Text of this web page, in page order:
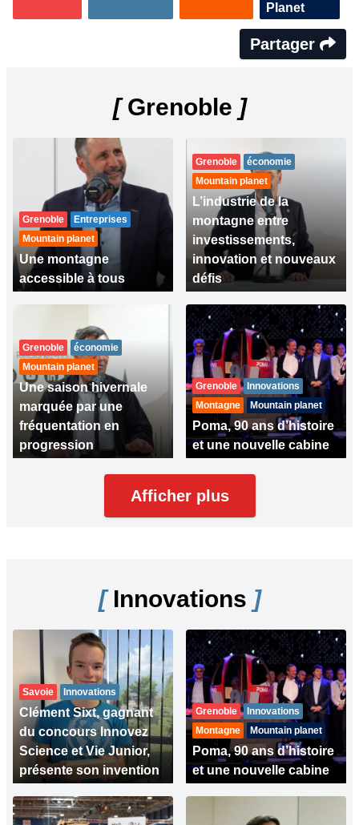
Planet
Partager
[Grenoble ]
Grenoble
Entreprises
Mountain planet
Une montagne
accessible à tous
Grenoble
économie
Mountain planet
L’industrie de la
montagne entre
investissements,
innovation et nouveaux
défis
Grenoble
économie
Mountain planet
Une saison hivernale
marquée par une
fréquentation en
progression
Grenoble
Innovations
Montagne
Mountain planet
Poma, 90 ans d’histoire
et une nouvelle cabine
Afficher plus
[Innovations ]
Savoie Innovations
Clément Sixt, gagnant
du concours Innovez
Science et Vie Junior,
présente son invention
Grenoble
Innovations
Montagne
Mountain planet
Poma, 90 ans d’histoire
et une nouvelle cabine